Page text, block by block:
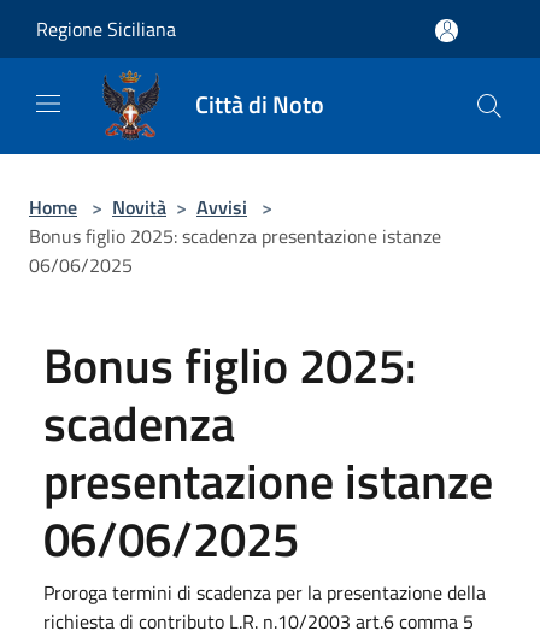
Regione Siciliana
Città di Noto
Home > Novità > Avvisi >
Bonus figlio 2025: scadenza presentazione istanze
06/06/2025
Bonus figlio 2025:
scadenza
presentazione istanze
06/06/2025
Proroga termini di scadenza per la presentazione della
richiesta di contributo L.R. n.10/2003 art.6 comma 5